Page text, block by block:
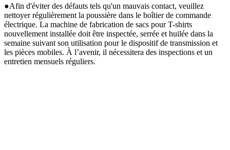
●Afin d'éviter des défauts tels qu'un mauvais contact, veuillez
nettoyer régulièrement la poussière dans le boîtier de commande
électrique. La machine de fabrication de sacs pour T-shirts
nouvellement installée doit être inspectée, serrée et huilée dans la
semaine suivant son utilisation pour le dispositif de transmission et
les pièces mobiles. À l’avenir, il nécessitera des inspections et un
entretien mensuels réguliers.